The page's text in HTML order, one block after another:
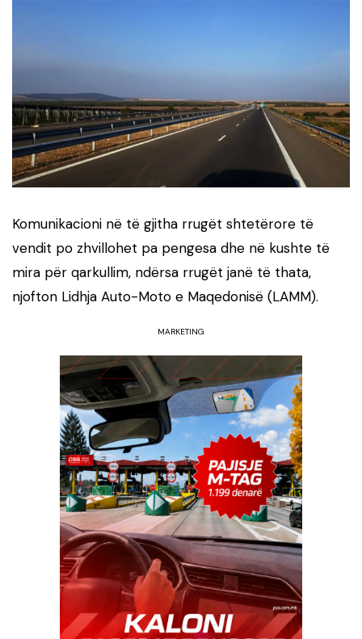
Komunikacioni në të gjitha rrugët shtetërore të
vendit po zhvillohet pa pengesa dhe në kushte të
mira për qarkullim, ndërsa rrugët janë të thata,
njofton Lidhja Auto-Moto e Maqedonisë (LAMM).
MARKETING